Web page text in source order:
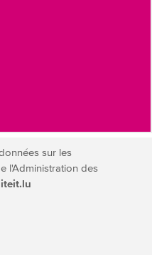
sur les
l'Administration des